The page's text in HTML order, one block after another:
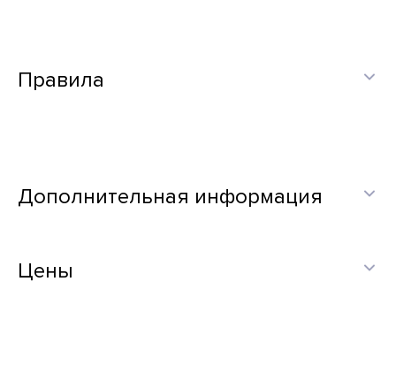
Правила
Дополнительная информация
Цены